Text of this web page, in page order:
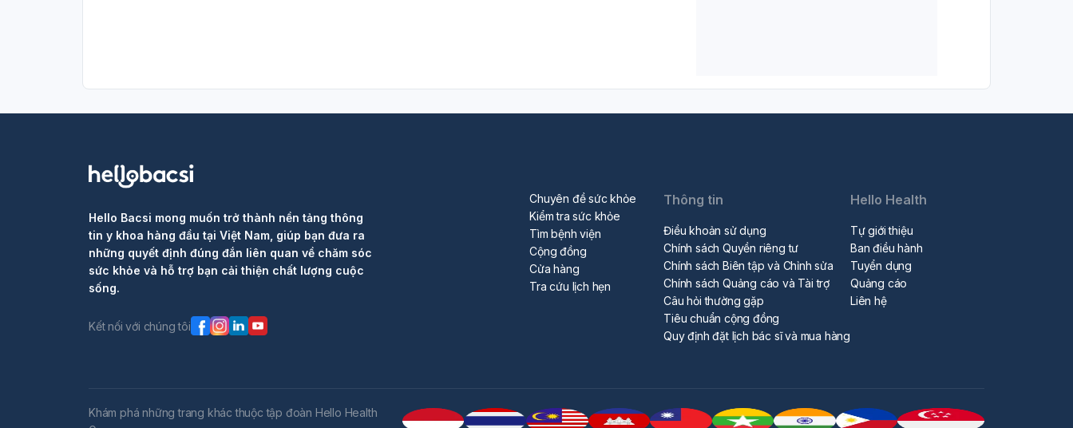
Hello Bacsi mong muốn trở thành nền tảng thông
tin y khoa hàng đầu tại Việt Nam, giúp bạn đưa ra
những quyết định đúng đắn liên quan về chăm sóc
sức khỏe và hỗ trợ bạn cải thiện chất lượng cuộc
sống.
Kết nối với chúng tôi
Chuyên đề sức khỏe
Kiểm tra sức khỏe
Tìm bệnh viện
Cộng đồng
Cửa hàng
Tra cứu lịch hẹn
Thông tin
Điều khoản sử dụng
Chính sách Quyền riêng tư
Chính sách Biên tập và Chỉnh sửa
Chính sách Quảng cáo và Tài trợ
Câu hỏi thường gặp
Tiêu chuẩn cộng đồng
Quy định đặt lịch bác sĩ và mua hàng
Hello Health
Tự giới thiệu
Ban điều hành
Tuyển dụng
Quảng cáo
Liên hệ
Khám phá những trang khác thuộc tập đoàn Hello Health